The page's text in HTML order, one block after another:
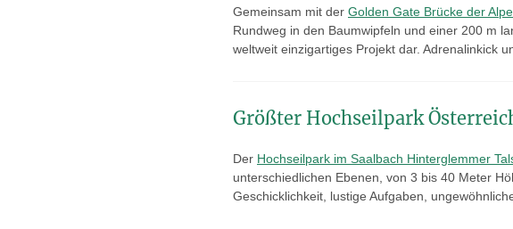
Gemeinsam mit der Golden Gate Brücke der
Rundweg in den Baumwipfeln und einer 200 m
weltweit einzigartiges Projekt dar. Adrenalinkick
Größter Hochseilpark
Der Hochseilpark im Saalbach Hinterglemmer
unterschiedlichen Ebenen, von 3 bis 40 Meter
Geschicklichkeit, lustige Aufgaben,